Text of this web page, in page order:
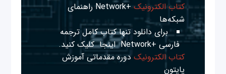
کتاب الکترونیک
+Network راهنمای
شبکه‌ها
برای دانلود تنها کتاب کامل ترجمه
فارسی +Network
اینجا کلیک کنید.
کتاب الکترونیک دوره مقدماتی آموزش
پایتون